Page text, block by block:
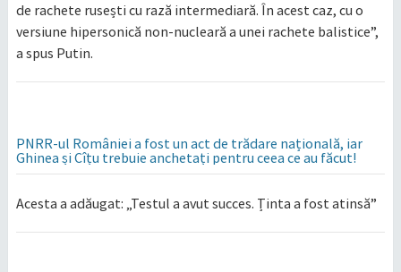
de rachete rusești cu rază intermediară. În acest caz, cu o
versiune hipersonică non-nucleară a unei rachete balistice”,
a spus Putin.
PNRR-ul României a fost un act de trădare națională, iar
Ghinea și Cîțu trebuie anchetați pentru ceea ce au făcut!
Acesta a adăugat: „Testul a avut succes. Ținta a fost atinsă”